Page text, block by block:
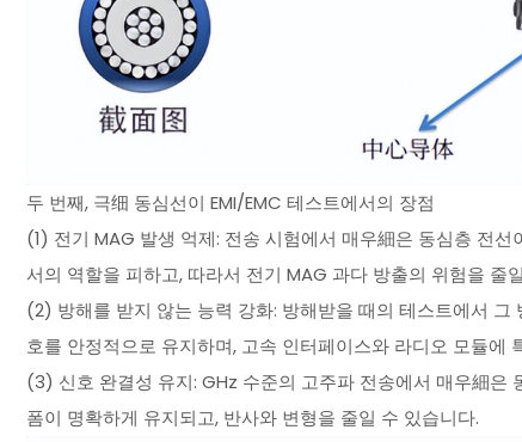
두 번째, 극细 동심선이 EMI/EMC 테스트에서의 장점
(1) 전기 MAG 발생 억제: 전송 시험에서 매우細은 동심층 전
서의 역할을 피하고, 따라서 전기 MAG 과다 방출의 위험을 줄
(2) 방해를 받지 않는 능력 강화: 방해받을 때의 테스트에서
호를 안정적으로 유지하며, 고속 인터페이스와 라디오 모듈에
(3) 신호 완결성 유지: GHz 수준의 고주파 전송에서 매우細은
폼이 명확하게 유지되고, 반사와 변형을 줄일 수 있습니다.